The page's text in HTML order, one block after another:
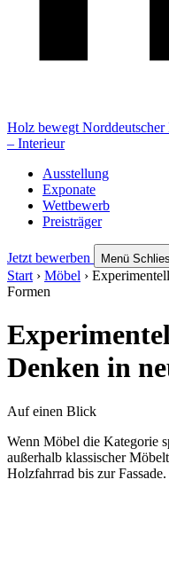
Holz bewegt
– Interieur
Ausstellung
Exponate
Wettbewerb
Preisträger
Jetzt bewerben Menü
Start › Möbel ›
Formen
Denken in
Auf einen Blick
Wenn Möbel die Kategorie
außerhalb klassischer
Holzfahrrad bis zur Fassade.